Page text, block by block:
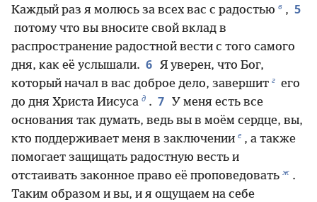
Каждый раз я молюсь за всех вас с радостью в , 5
потому что вы вносите свой вклад в
распространение радостной вести с того самого
дня, как её услышали. 6 Я уверен, что Бог,
который начал в вас доброе дело, завершит г его
до дня Христа Иисуса д . 7 У меня есть все
основания так думать, ведь вы в моём сердце, вы,
кто поддерживает меня в заключении е , а также
помогает защищать радостную весть и
отстаивать законное право её проповедовать ж .
Таким образом и вы, и я ощущаем на себе